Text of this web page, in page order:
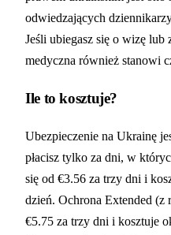
odwiedzających
Jeśli ubiegasz się o wizę lub
medyczna również stanowi
Ile to kosztuje?
Ubezpieczenie na Ukrainę
płacisz tylko za dni, w
się od €3.56 za trzy dni i
dzień. Ochrona Extended (z
€5.75 za trzy dni i kosztuje